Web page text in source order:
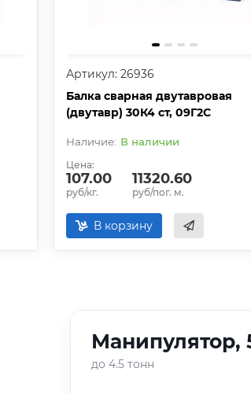
Артикул: 26936
Балка сварная двутавровая
(двутавр) 30К4 ст, 09Г2С
В наличии
Цена:
107.00
руб/кг.
11320.60
руб/пог. м.
В корзину
Манипулятор,
до 4.5 тонн